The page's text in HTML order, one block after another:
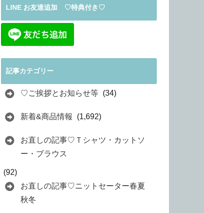
LINE お友達追加 ♡特典付き♡
記事カテゴリー
♡ご挨拶とお知らせ等 (34)
新着&商品情報 (1,692)
お直しの記事♡Ｔシャツ・カットソ
ー・ブラウス
(92)
お直しの記事♡ニットセーター春夏
秋冬